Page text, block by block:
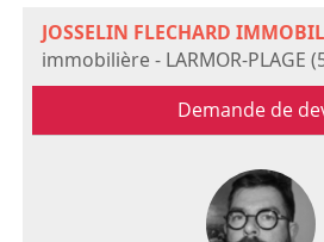
JOSSELIN FLECHARD
immobilière - LARMOR-PLAGE
Demande de